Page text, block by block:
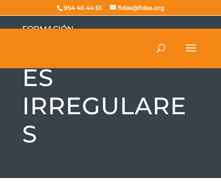
954 46 44 55 fidas@fidas.org
FORMACIÓN
EDIFICACION
ES
IRREGULARE
S